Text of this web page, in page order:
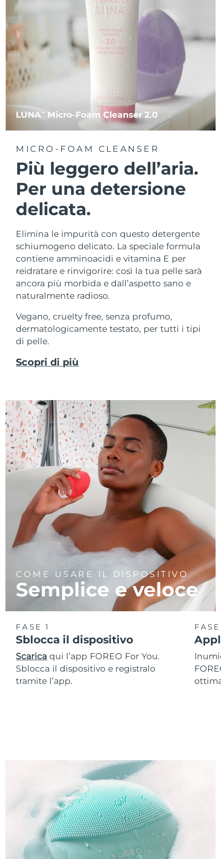
LUNATM Micro-Foam Cleanser 2.0
MICRO-FOAM CLEANSER
Più leggero dell’aria.
Per una detersione
delicata.
Elimina le impurità con questo detergente
schiumogeno delicato. La speciale formula
contiene amminoacidi e vitamina E per
reidratare e rinvigorire: così la tua pelle sarà
ancora più morbida e dall’aspetto sano e
naturalmente radioso.
Vegano, cruelty free, senza profumo,
dermatologicamente testato, per tutti i tipi
di pelle.
Scopri di più
COME USARE IL DISPOSITIVO
Semplice e veloce
FASE 1
Sblocca il dispositivo
Scarica qui l’app FOREO For You.
Sblocca il dispositivo e registralo
tramite l’app.